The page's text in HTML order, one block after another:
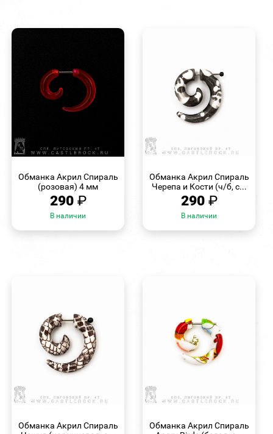
Обманка Акрил Спираль
(розовая) 4 мм
290 ₽
В наличии
Обманка Акрил Спираль
Черепа и Кости (ч/б, с...
290 ₽
В наличии
Обманка Акрил Спираль
Обманка Акрил Спираль